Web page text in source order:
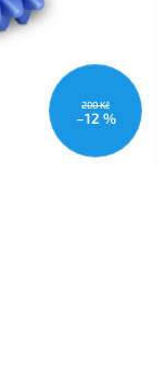
200 Kč
–12 %